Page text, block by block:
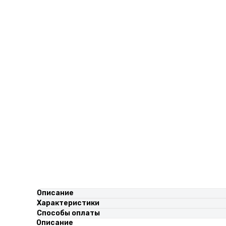
Описание
Характеристики
Способы оплаты
Описание